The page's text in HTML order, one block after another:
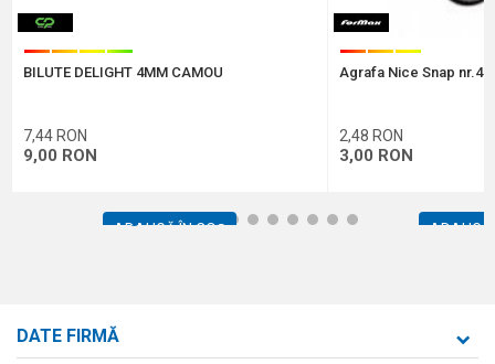
BILUTE DELIGHT 4MM CAMOU
7,44 RON
9,00 RON
ADAUGĂ ÎN COȘ
Agrafa Nice Snap nr.4
2,48 RON
3,00 RON
ADAUGĂ
1 2 3 4 5 6 7 8 9 101112
DATE FIRMĂ